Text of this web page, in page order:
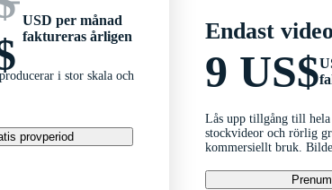
USD per månad
faktureras årligen
i stor skala och
provperiod
Endast video
9 US$
Lås upp tillgång till
stockvideor och rörlig
kommersiellt bruk.